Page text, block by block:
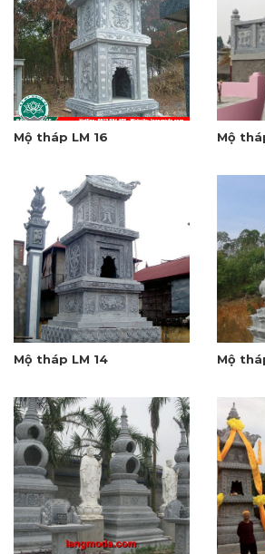
Mộ tháp LM 16 Mộ
Mộ tháp LM 14 Mộ